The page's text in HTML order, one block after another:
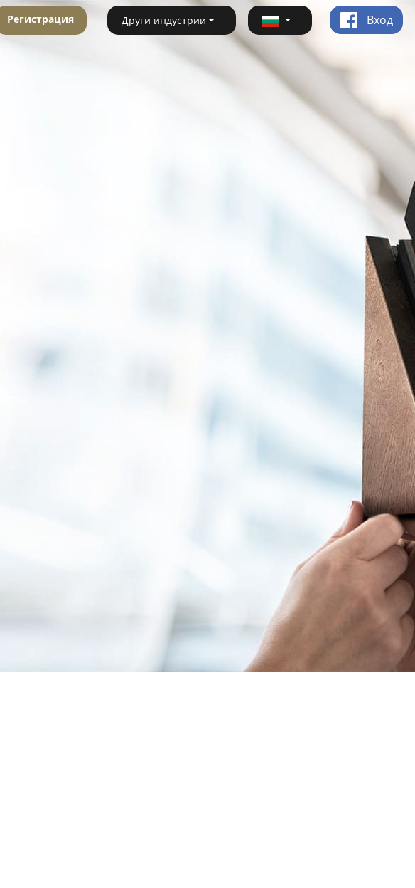
Регистрация Други индустрии Вход